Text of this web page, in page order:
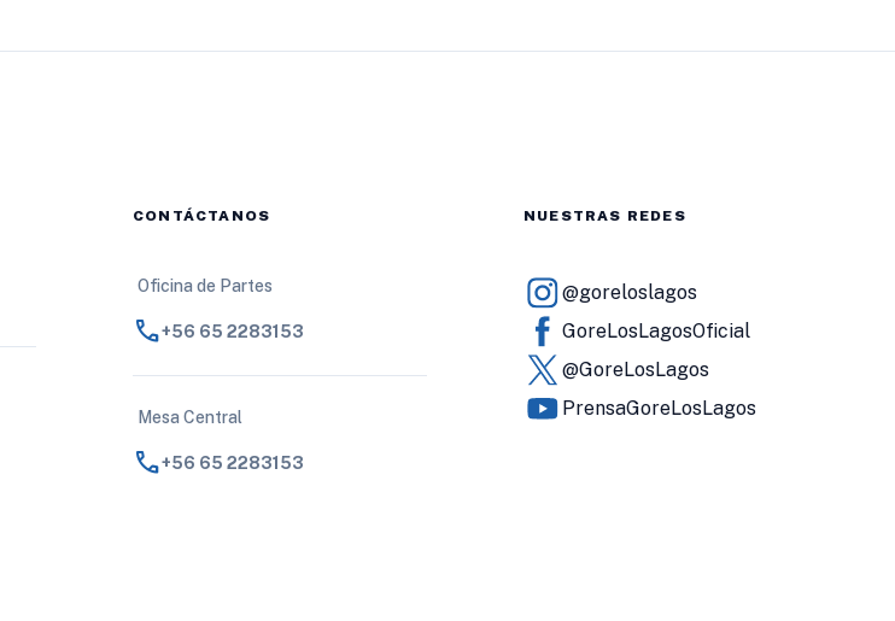
CONTÁCTANOS
Oficina de Partes
call+56 65 2283153
Mesa Central
call+56 65 2283153
NUESTRAS REDES
@goreloslagos
GoreLosLagosOficial
@GoreLosLagos
PrensaGoreLosLagos